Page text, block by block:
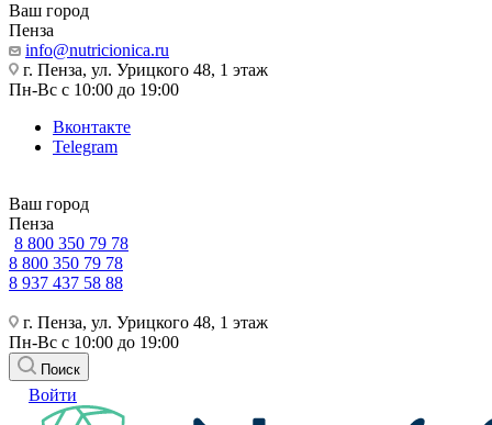
Ваш город
Пенза
info@nutricionica.ru
г. Пенза, ул. Урицкого 48, 1 этаж
Пн-Вс с 10:00 до 19:00
Вконтакте
Telegram
Ваш город
Пенза
8 800 350 79 78
8 800 350 79 78
8 937 437 58 88
г. Пенза, ул. Урицкого 48, 1 этаж
Пн-Вс с 10:00 до 19:00
Поиск
Войти